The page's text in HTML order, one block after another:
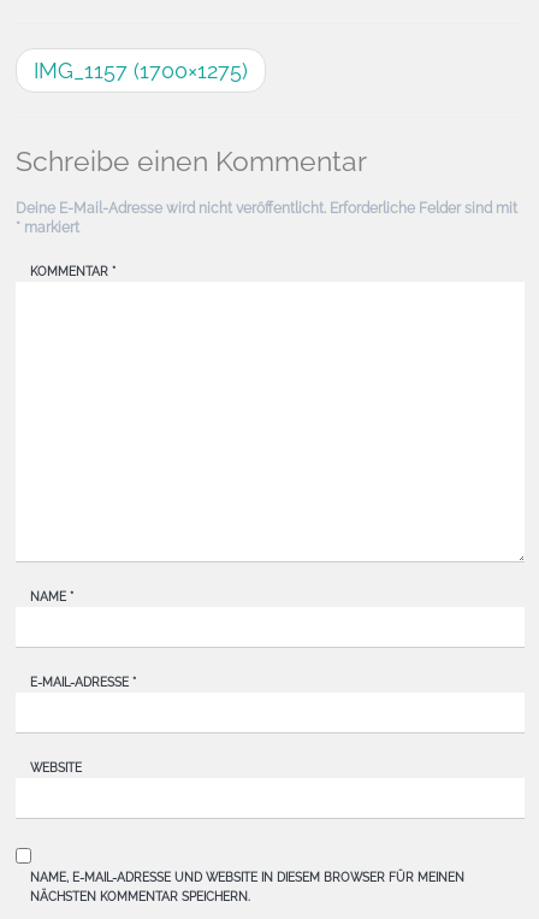
IMG_1157 (1700×1275)
Schreibe einen Kommentar
Deine E-Mail-Adresse wird nicht veröffentlicht. Erforderliche Felder sind mit
*markiert
KOMMENTAR *
NAME *
E-MAIL-ADRESSE *
WEBSITE
NAME, E-MAIL-ADRESSE UND WEBSITE IN DIESEM BROWSER FÜR MEINEN
NÄCHSTEN KOMMENTAR SPEICHERN.